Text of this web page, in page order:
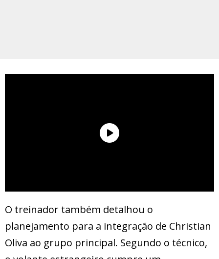
O treinador também detalhou o
planejamento para a integração de Christian
Oliva ao grupo principal. Segundo o técnico,